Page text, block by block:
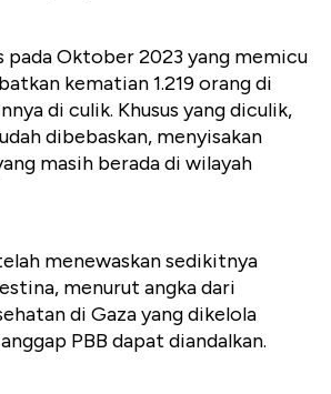
pada Oktober 2023 yang memicu
kematian 1.219 orang di
di culik. Khusus yang diculik,
dibebaskan, menyisakan
masih berada di wilayah
menewaskan sedikitnya
menurut angka dari
di Gaza yang dikelola
PBB dapat diandalkan.